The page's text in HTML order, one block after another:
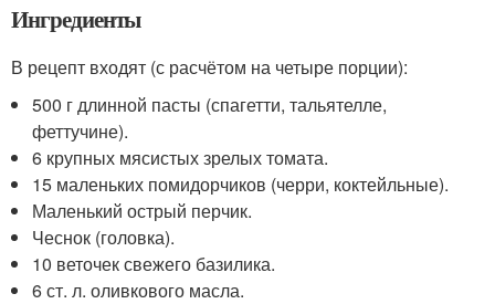
Ингредиенты
В рецепт входят (с расчётом на четыре порции):
500 г длинной пасты (спагетти, тальятелле,
феттучине).
6 крупных мясистых зрелых томата.
15 маленьких помидорчиков (черри, коктейльные).
Маленький острый перчик.
Чеснок (головка).
10 веточек свежего базилика.
6 ст. л. оливкового масла.